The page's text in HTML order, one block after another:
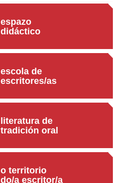
espazo
didáctico
escola de
escritores/as
literatura de
tradición oral
o territorio
do/a escritor/a